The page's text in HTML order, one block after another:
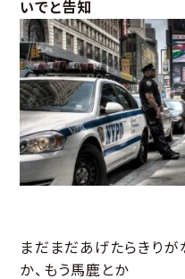
いでと告知
まだまだあげたらきりが
か、もう馬鹿とか